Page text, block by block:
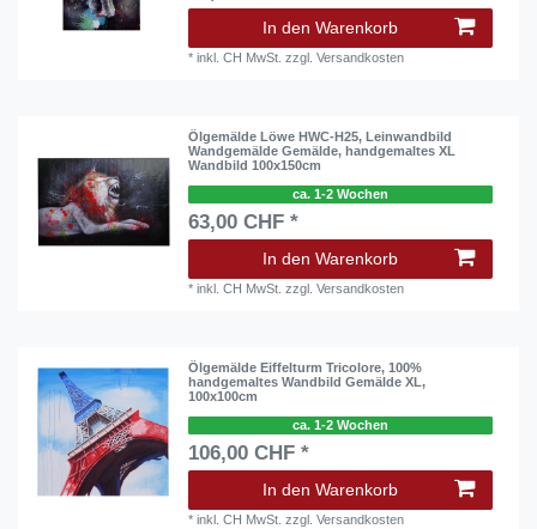
In den Warenkorb
*inkl. CH MwSt. zzgl.Versandkosten
Ölgemälde Löwe HWC-H25, Leinwandbild
Wandgemälde Gemälde, handgemaltes XL
Wandbild 100x150cm
ca. 1-2 Wochen
63,00 CHF *
In den Warenkorb
*inkl. CH MwSt. zzgl.Versandkosten
Ölgemälde Eiffelturm Tricolore, 100%
handgemaltes Wandbild Gemälde XL,
100x100cm
ca. 1-2 Wochen
106,00 CHF *
In den Warenkorb
*inkl. CH MwSt. zzgl.Versandkosten